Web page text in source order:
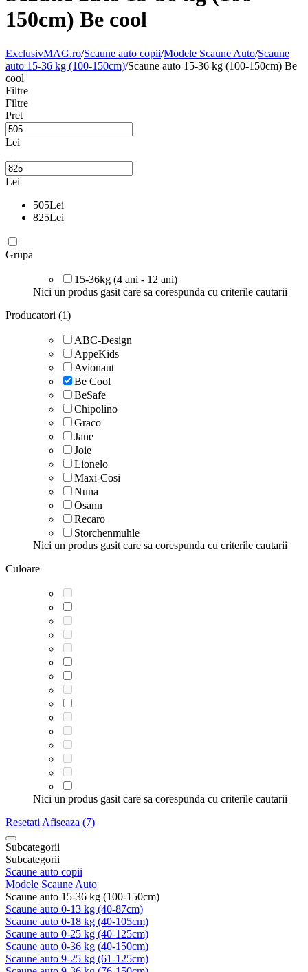
150cm) Be cool
ExclusivMAG.ro/Scaune auto copii/Modele Scaune Auto/Scaune
auto 15-36 kg (100-150cm)/Scaune auto 15-36 kg (100-150cm) Be
cool
Filtre
Filtre
Pret
Lei
–
Lei
505Lei
825Lei
Grupa
15-36kg (4 ani - 12 ani)
Nici un produs gasit care sa corespunda cu criterile cautarii
Producatori (1)
ABC-Design
AppeKids
Avionaut
Be Cool
BeSafe
Chipolino
Graco
Jane
Joie
Lionelo
Maxi-Cosi
Nuna
Osann
Recaro
Storchenmuhle
Nici un produs gasit care sa corespunda cu criterile cautarii
Culoare
Nici un produs gasit care sa corespunda cu criterile cautarii
Resetati Afiseaza (7)
Subcategorii
Subcategorii
Scaune auto copii
Modele Scaune Auto
Scaune auto 15-36 kg (100-150cm)
Scaune auto 0-13 kg (40-87cm)
Scaune auto 0-18 kg (40-105cm)
Scaune auto 0-25 kg (40-125cm)
Scaune auto 0-36 kg (40-150cm)
Scaune auto 9-25 kg (61-125cm)